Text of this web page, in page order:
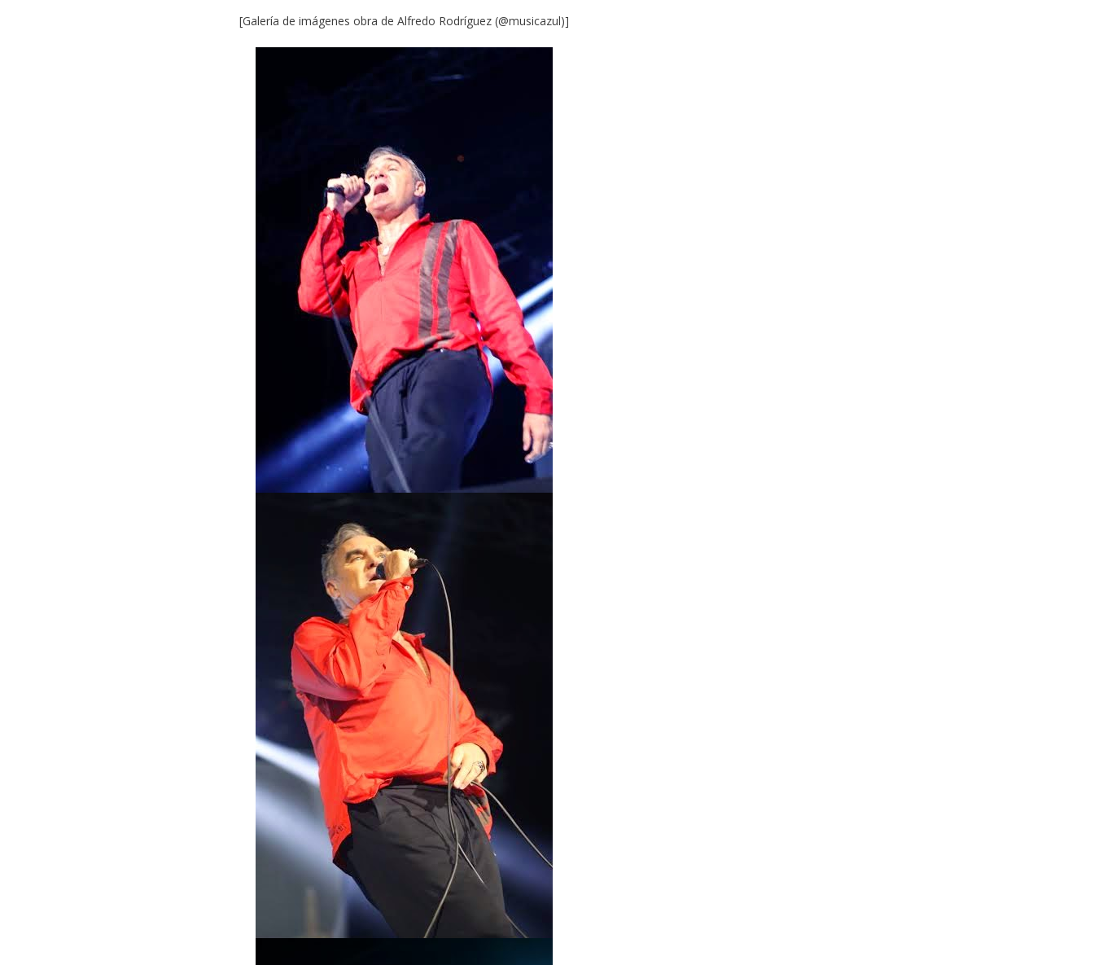
[Galería de imágenes obra de Alfredo Rodríguez (@musicazul)]